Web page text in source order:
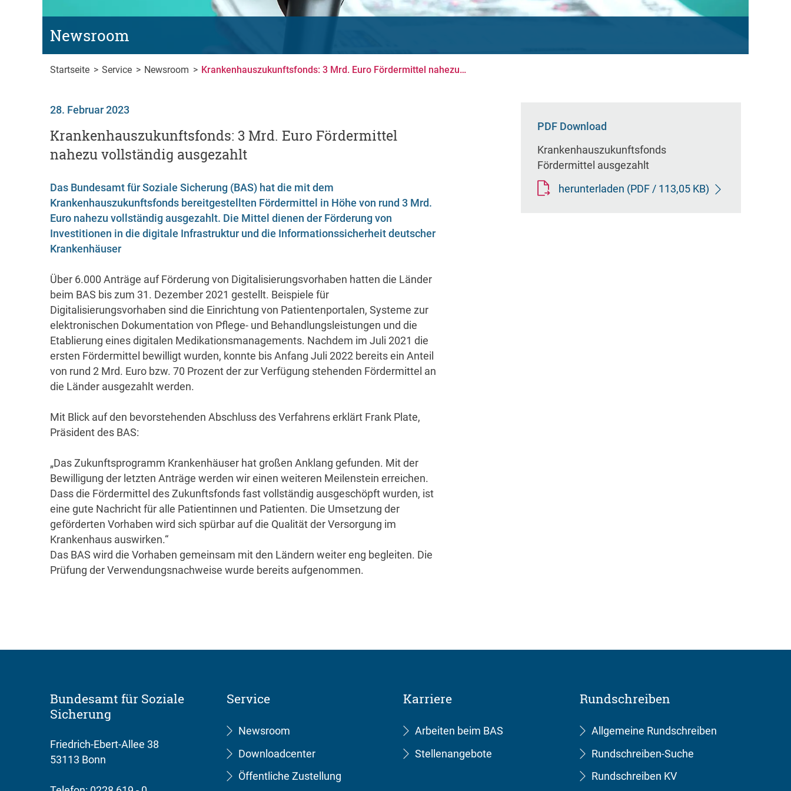
Newsroom
Startseite > Service > Newsroom > Krankenhauszukunftsfonds: 3 Mrd. Euro Fördermittel nahezu…
28. Februar 2023
Krankenhauszukunftsfonds: 3 Mrd. Euro Fördermittel
nahezu vollständig ausgezahlt
Das Bundesamt für Soziale Sicherung (BAS) hat die mit dem
Krankenhauszukunftsfonds bereitgestellten Fördermittel in Höhe von rund 3 Mrd.
Euro nahezu vollständig ausgezahlt. Die Mittel dienen der Förderung von
Investitionen in die digitale Infrastruktur und die Informationssicherheit deutscher
Krankenhäuser
Über 6.000 Anträge auf Förderung von Digitalisierungsvorhaben hatten die Länder
beim BAS bis zum 31. Dezember 2021 gestellt. Beispiele für
Digitalisierungsvorhaben sind die Einrichtung von Patientenportalen, Systeme zur
elektronischen Dokumentation von Pflege- und Behandlungsleistungen und die
Etablierung eines digitalen Medikationsmanagements. Nachdem im Juli 2021 die
ersten Fördermittel bewilligt wurden, konnte bis Anfang Juli 2022 bereits ein Anteil
von rund 2 Mrd. Euro bzw. 70 Prozent der zur Verfügung stehenden Fördermittel an
die Länder ausgezahlt werden.
Mit Blick auf den bevorstehenden Abschluss des Verfahrens erklärt Frank Plate,
Präsident des BAS:
„Das Zukunftsprogramm Krankenhäuser hat großen Anklang gefunden. Mit der
Bewilligung der letzten Anträge werden wir einen weiteren Meilenstein erreichen.
Dass die Fördermittel des Zukunftsfonds fast vollständig ausgeschöpft wurden, ist
eine gute Nachricht für alle Patientinnen und Patienten. Die Umsetzung der
geförderten Vorhaben wird sich spürbar auf die Qualität der Versorgung im
Krankenhaus auswirken.“
Das BAS wird die Vorhaben gemeinsam mit den Ländern weiter eng begleiten. Die
Prüfung der Verwendungsnachweise wurde bereits aufgenommen.
PDF Download
Krankenhauszukunftsfonds
Fördermittel ausgezahlt
herunterladen (PDF / 113,05 KB)
Bundesamt für Soziale
Sicherung
Friedrich-Ebert-Allee 38
53113 Bonn
Service
Newsroom
Downloadcenter
Öffentliche Zustellung
Karriere
Arbeiten beim BAS
Stellenangebote
Rundschreiben
Allgemeine Rundschreiben
Rundschreiben-Suche
Rundschreiben KV